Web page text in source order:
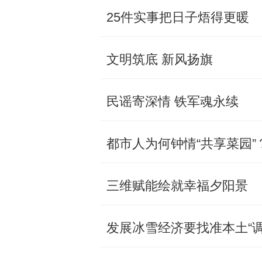
25件实事把日子焐得更暖
文明筑底 新风扬旗
民谣寄深情 铁军魂永续
都市人为何钟情“共享菜园”
三维赋能绘就幸福夕阳景
发展冰雪经济要找准本土“